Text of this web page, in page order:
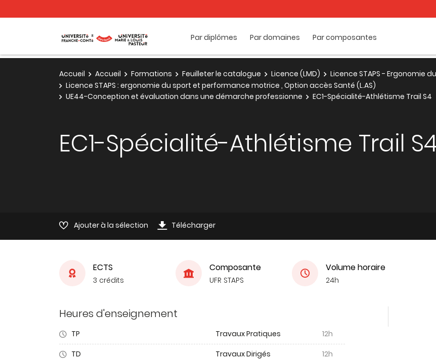
Par diplômes Par domaines Par composantes
Accueil Accueil Formations Feuilleter le catalogue Licence (LMD)
Licence STAPS - Ergonomie
Licence STAPS : ergonomie du sport et performance motrice , Option accès Santé (L.AS)
UE44-Conception et évaluation dans une démarche professionne
EC1-Spécialité-Athlétisme Trail S4
EC1-Spécialité-Athlétisme Trail
Ajouter à la sélection Télécharger
ECTS
3 crédits
Composante
UFR STAPS
Volume horaire
24h
Heures d'enseignement
TP Travaux Pratiques
12h
TD
Travaux Dirigés 12h